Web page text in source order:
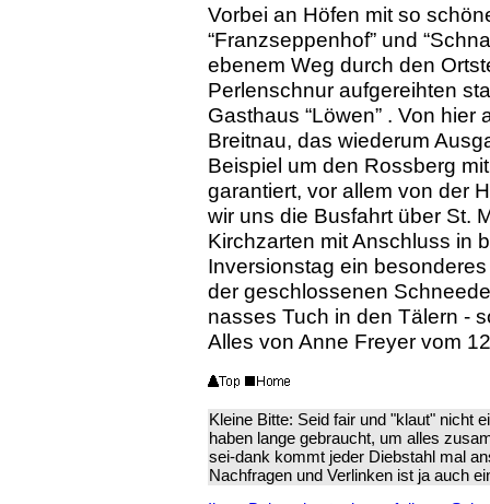
Vorbei an Höfen mit so
“Franzseppenhof” und
ebenem Weg durch den
Perlenschnur aufgereihten
Gasthaus “Löwen” . Von
Breitnau, das wiederum
Beispiel um den Rossberg
garantiert, vor allem von der
wir uns die Busfahrt über St.
Kirchzarten mit Anschluss in
Inversionstag ein
der geschlossenen
nasses Tuch in den Tälern -
Alles von Anne Freyer vom
Kleine Bitte: Seid fair und "klaut" nicht
haben lange gebraucht, um alles
sei-dank kommt jeder Diebstahl mal
Nachfragen und Verlinken ist ja auch